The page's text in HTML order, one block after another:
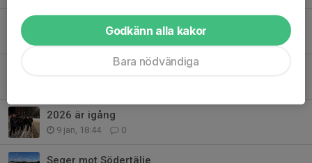
Seger i gruppen
Bra start i Karlslundscupen
2026 är igång
9 jan, 18:44 0
Seger mot Södertälje
Godkänn alla kakor
Bara nödvändiga